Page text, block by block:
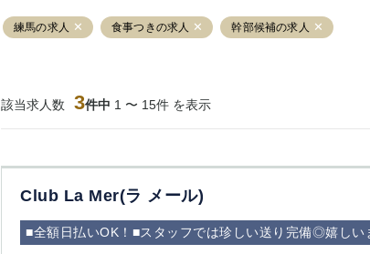
練馬の求人 食事つきの求人 幹部候補の求人
該当求人数 3件中 1 〜 15件 を表示
Club La Mer(ラ メール)
■全額日払いOK！■スタッフでは珍しい送り完備◎嬉し
大山
赤坂 高円寺
ひばりヶ丘（北
学芸大学
の好立地！
「赤羽駅」から
徒歩2分 ②東
京メトロ南北線
「赤羽岩淵駅」
から徒歩10分